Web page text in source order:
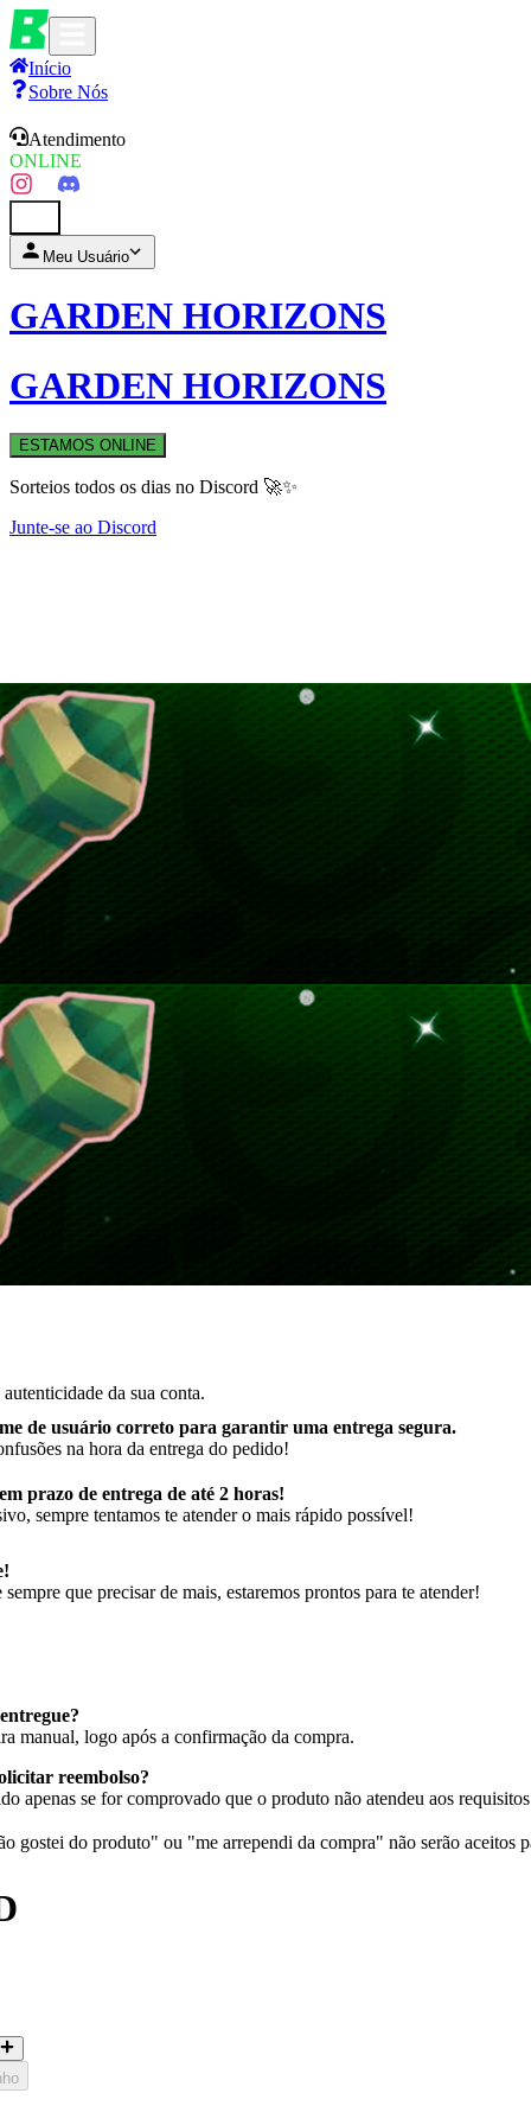
Início
Sobre Nós
Atendimento
ONLINE
Meu Usuário
GARDEN HORIZONS
GARDEN HORIZONS
ESTAMOS ONLINE
Sorteios todos os dias no Discord 🚀✨
Junte-se ao Discord
da sua conta.
de usuário correto para garantir uma entrega segura.
na hora da entrega do pedido!
prazo de entrega de até 2 horas!
sempre tentamos te atender o mais rápido possível!
que precisar de mais, estaremos prontos para te atender!
manual, logo após a confirmação da compra.
reembolso?
apenas se for comprovado que o produto não atendeu aos
gostei do produto" ou "me arrependi da compra" não serão aceitos